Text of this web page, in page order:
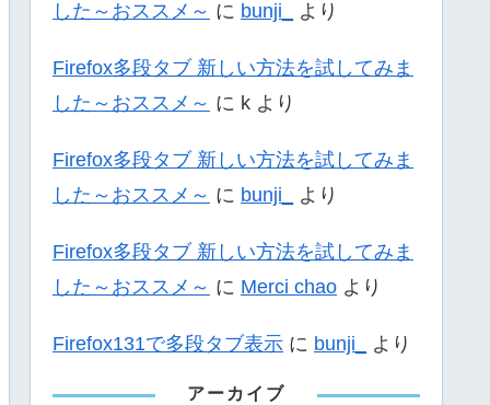
した～おススメ～ に bunji_ より
Firefox多段タブ 新しい方法を試してみま
した～おススメ～ に k より
Firefox多段タブ 新しい方法を試してみま
した～おススメ～ に bunji_ より
Firefox多段タブ 新しい方法を試してみま
した～おススメ～ に Merci chao より
Firefox131で多段タブ表示 に bunji_ より
アーカイブ